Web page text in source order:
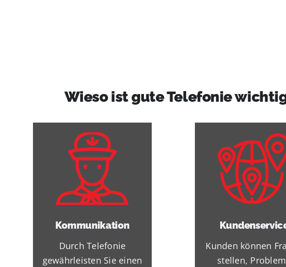
Wieso ist gute Telefonie
Kommunikation
Durch Telefonie
gewährleisten Sie einen
Kunden können
stellen,